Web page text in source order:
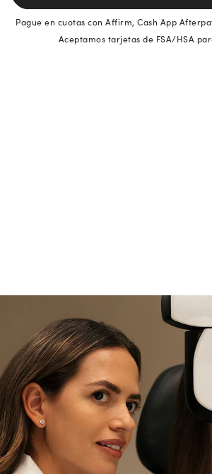
Pague en cuotas con Affirm, Cash App
Aceptamos tarjetas de FSA/HSA